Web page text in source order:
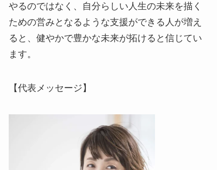
やるのではなく、自分らしい人生の未来を描く
ための営みとなるような支援ができる人が増え
ると、健やかで豊かな未来が拓けると信じてい
ます。
【代表メッセージ】